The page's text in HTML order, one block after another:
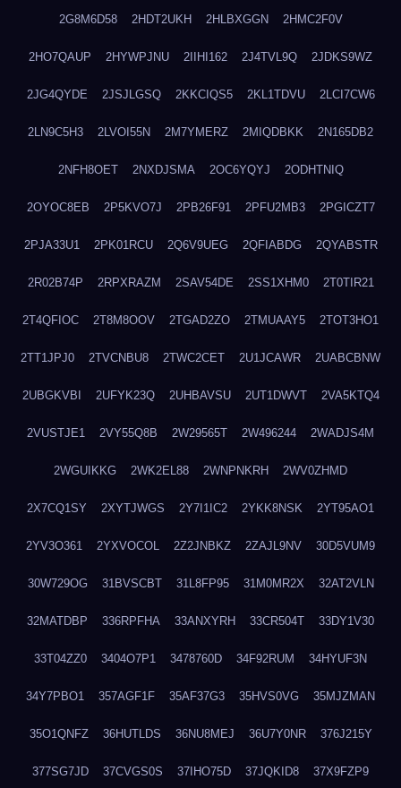
2G8M6D58 2HDT2UKH 2HLBXGGN 2HMC2F0V
2HO7QAUP 2HYWPJNU 2IIHI162 2J4TVL9Q 2JDKS9WZ
2JG4QYDE 2JSJLGSQ 2KKCIQS5 2KL1TDVU 2LCI7CW6
2LN9C5H3 2LVOI55N 2M7YMERZ 2MIQDBKK 2N165DB2
2NFH8OET 2NXDJSMA 2OC6YQYJ 2ODHTNIQ
2OYOC8EB 2P5KVO7J 2PB26F91 2PFU2MB3 2PGICZT7
2PJA33U1 2PK01RCU 2Q6V9UEG 2QFIABDG 2QYABSTR
2R02B74P 2RPXRAZM 2SAV54DE 2SS1XHM0 2T0TIR21
2T4QFIOC 2T8M8OOV 2TGAD2ZO 2TMUAAY5 2TOT3HO1
2TT1JPJ0 2TVCNBU8 2TWC2CET 2U1JCAWR 2UABCBNW
2UBGKVBI 2UFYK23Q 2UHBAVSU 2UT1DWVT 2VA5KTQ4
2VUSTJE1 2VY55Q8B 2W29565T 2W496244 2WADJS4M
2WGUIKKG 2WK2EL88 2WNPNKRH 2WV0ZHMD
2X7CQ1SY 2XYTJWGS 2Y7I1IC2 2YKK8NSK 2YT95AO1
2YV3O361 2YXVOCOL 2Z2JNBKZ 2ZAJL9NV 30D5VUM9
30W729OG 31BVSCBT 31L8FP95 31M0MR2X 32AT2VLN
32MATDBP 336RPFHA 33ANXYRH 33CR504T 33DY1V30
33T04ZZ0 3404O7P1 3478760D 34F92RUM 34HYUF3N
34Y7PBO1 357AGF1F 35AF37G3 35HVS0VG 35MJZMAN
35O1QNFZ 36HUTLDS 36NU8MEJ 36U7Y0NR 376J215Y
377SG7JD 37CVGS0S 37IHO75D 37JQKID8 37X9FZP9